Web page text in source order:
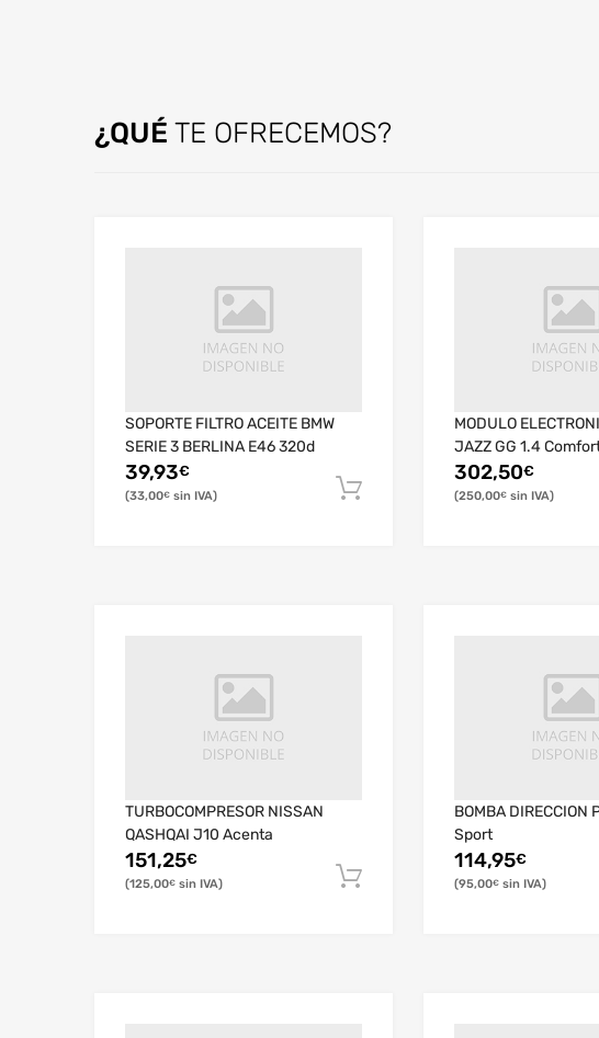
¿QUÉ TE OFRECEMOS?
SOPORTE FILTRO ACEITE BMW
SERIE 3 BERLINA E46 320d
39,93€
33,00€
MODULO
JAZZ GG 1.4
302,50€
250,00€
TURBOCOMPRESOR NISSAN
QASHQAI J10 Acenta
151,25€
125,00€
BOMBA DIRECCION
Sport
114,95€
95,00€